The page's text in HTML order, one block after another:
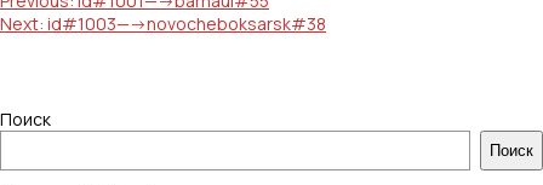
по
Next: id#1003—->novocheboksarsk#38
Поиск
Поиск